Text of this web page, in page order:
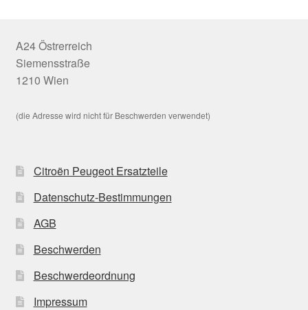
A24 Östrerreich
Siemensstraße
1210 Wien
(die Adresse wird nicht für Beschwerden verwendet)
Citroën Peugeot Ersatzteile
Datenschutz-Bestimmungen
AGB
Beschwerden
Beschwerdeordnung
Impressum